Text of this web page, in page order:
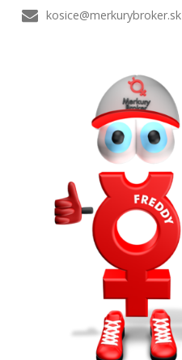
kosice@merkurybroker.sk